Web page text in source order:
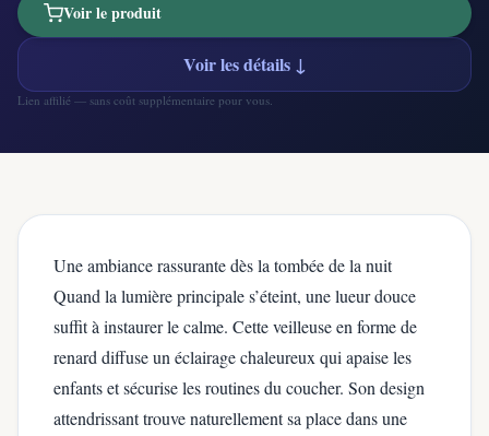
Voir le produit
Voir les détails ↓
Lien affilié — sans coût supplémentaire pour vous.
Une ambiance rassurante dès la tombée de la nuit
Quand la lumière principale s’éteint, une lueur douce
suffit à instaurer le calme. Cette veilleuse en forme de
renard diffuse un éclairage chaleureux qui apaise les
enfants et sécurise les routines du coucher. Son design
attendrissant trouve naturellement sa place dans une